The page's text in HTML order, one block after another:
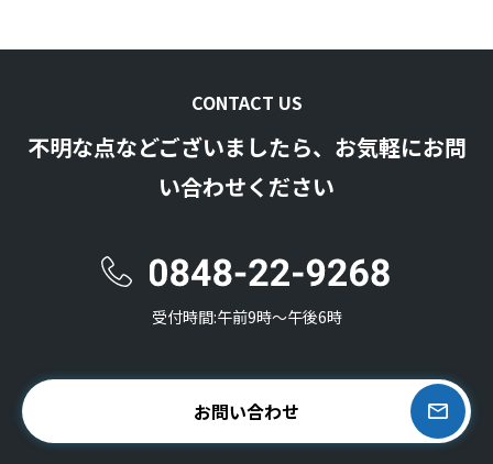
CONTACT US
不明な点などございましたら、お気軽にお問
い合わせください
受付時間:午前9時〜午後6時
お問い合わせ